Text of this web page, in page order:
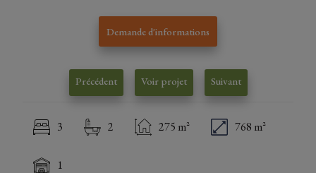
Demande d'informations
Précédent Voir projet Suivant
3 2 275 m² 768 m²
1